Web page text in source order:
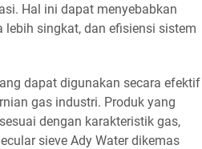
Hal ini dapat menyebabkan
singkat, dan efisiensi sistem
dapat digunakan secara efektif
gas industri. Produk yang
dengan karakteristik gas,
sieve Ady Water dikemas